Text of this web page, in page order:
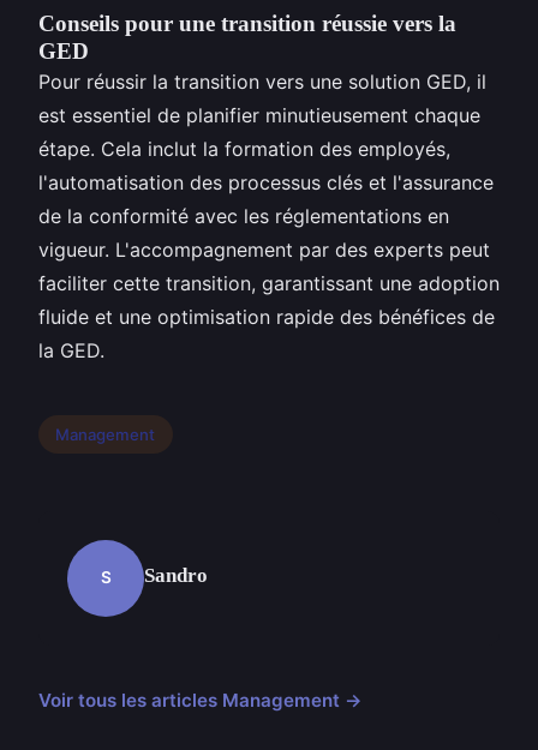
Conseils pour une transition réussie vers la
GED
Pour réussir la transition vers une solution GED, il
est essentiel de planifier minutieusement chaque
étape. Cela inclut la formation des employés,
l'automatisation des processus clés et l'assurance
de la conformité avec les réglementations en
vigueur. L'accompagnement par des experts peut
faciliter cette transition, garantissant une adoption
fluide et une optimisation rapide des bénéfices de
la GED.
Management
S Sandro
Voir tous les articles Management →